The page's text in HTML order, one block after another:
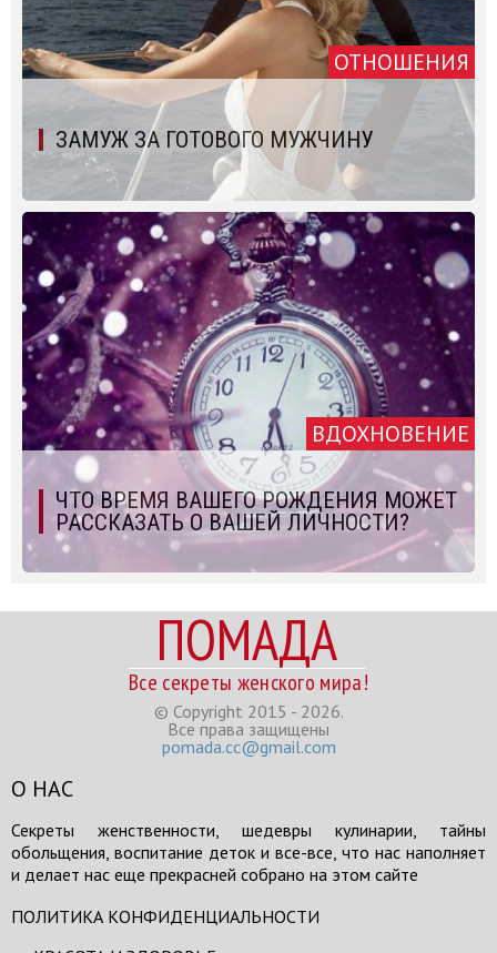
ОТНОШЕНИЯ
ЗАМУЖ ЗА ГОТОВОГО МУЖЧИНУ
ВДОХНОВЕНИЕ
ЧТО ВРЕМЯ ВАШЕГО РОЖДЕНИЯ МОЖЕТ
РАССКАЗАТЬ О ВАШЕЙ ЛИЧНОСТИ?
ПОМАДА
Все секреты женского мира!
© Copyright 2015 - 2026.
Все права защищены
pomada.cc@gmail.com
О НАС
Секреты женственности, шедевры кулинарии, тайны
обольщения, воспитание деток и все-все, что нас наполняет
и делает нас еще прекрасней собрано на этом сайте
ПОЛИТИКА КОНФИДЕНЦИАЛЬНОСТИ